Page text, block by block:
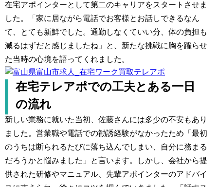
在宅アポインターとして第二のキャリアをスタートさせま
した。「家に居ながら電話でお客様とお話しできるなん
て、とても新鮮でした。通勤しなくていい分、体の負担も
減るはずだと感じましたね」と、新たな挑戦に胸を躍らせ
た当時の心境を語ってくれました。
在宅テレアポでの工夫とある一日
の流れ
新しい業務に就いた当初、佐藤さんには多少の不安もあり
ました。営業職や電話での勧誘経験がなかったため「最初
のうちは断られるたびに落ち込んでしまい、自分に務まる
だろうかと悩みました」と言います。しかし、会社から提
供された研修やマニュアル、先輩アポインターのアドバイ